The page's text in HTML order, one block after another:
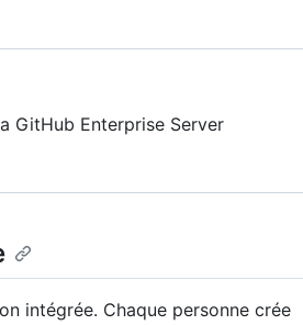
GitHub Enterprise Server
intégrée. Chaque personne crée